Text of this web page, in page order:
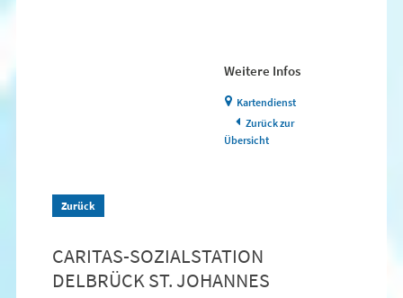
Weitere Infos
Kartendienst
Zurück zur
Übersicht
Zurück
CARITAS-SOZIALSTATION
DELBRÜCK ST. JOHANNES